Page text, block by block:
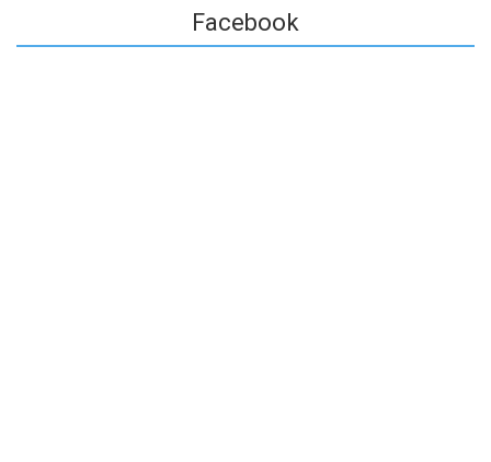
Facebook